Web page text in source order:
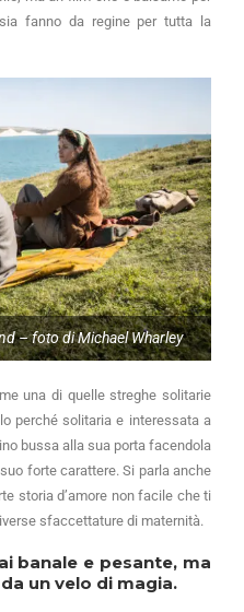
fanno da regine per tutta la
– foto di Michael Wharley
una di quelle streghe solitarie
perché solitaria e interessata a
bussa alla sua porta facendola
forte carattere. Si parla anche
storia d’amore non facile che ti
sfaccettature di maternità.
banale e pesante, ma
un velo di magia.